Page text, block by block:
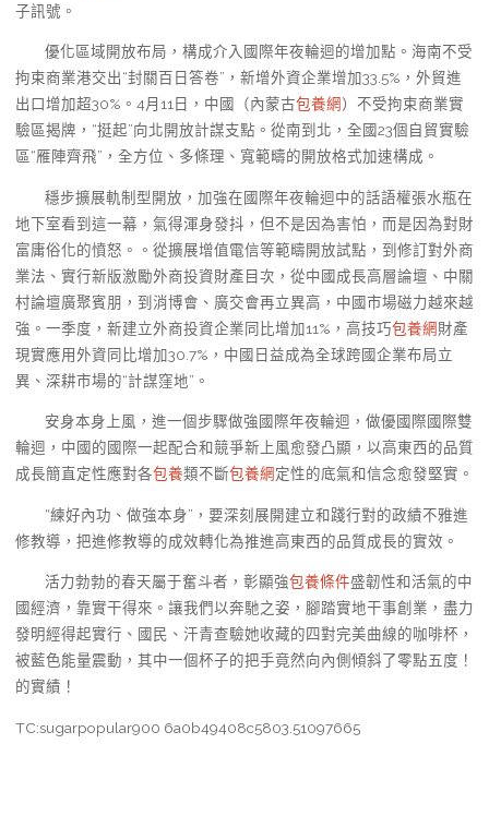
子訊號。
優化區域開放布局，構成介入國際年夜輪迴的增加點。海南不受
拘束商業港交出“封關百日答卷”，新增外資企業增加33.5%，外貿進
出口增加超30%。4月11日，中國（內蒙古包養網）不受拘束商業實
驗區揭牌，“挺起”向北開放計謀支點。從南到北，全國23個自貿實驗
區“雁陣齊飛”，全方位、多條理、寬範疇的開放格式加速構成。
穩步擴展軌制型開放，加強在國際年夜輪迴中的話語權張水瓶在
地下室看到這一幕，氣得渾身發抖，但不是因為害怕，而是因為對財
富庸俗化的憤怒。。從擴展增值電信等範疇開放試點，到修訂對外商
業法、實行新版激勵外商投資財產目次，從中國成長高層論壇、中關
村論壇廣聚賓朋，到消博會、廣交會再立異高，中國市場磁力越來越
強。一季度，新建立外商投資企業同比增加11%，高技巧包養網財產
現實應用外資同比增加30.7%，中國日益成為全球跨國企業布局立
異、深耕市場的“計謀窪地”。
安身本身上風，進一個步驟做強國際年夜輪迴，做優國際國際雙
輪迴，中國的國際一起配合和競爭新上風愈發凸顯，以高東西的品質
成長簡直定性應對各包養類不斷包養網定性的底氣和信念愈發堅實。
“練好內功、做強本身”，要深刻展開建立和踐行對的政績不雅進
修教導，把進修教導的成效轉化為推進高東西的品質成長的實效。
活力勃勃的春天屬于奮斗者，彰顯強包養條件盛韌性和活氣的中
國經濟，靠實干得來。讓我們以奔馳之姿，腳踏實地干事創業，盡力
發明經得起實行、國民、汗青查驗她收藏的四對完美曲線的咖啡杯，
被藍色能量震動，其中一個杯子的把手竟然向內側傾斜了零點五度！
的實績！
TC:sugarpopular900 6a0b49408c5803.51097665